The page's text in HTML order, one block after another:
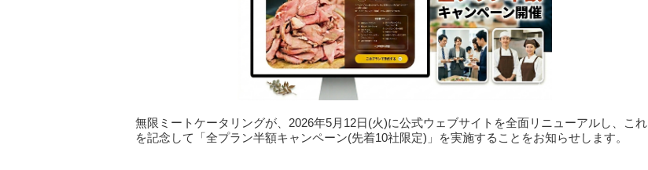
無限ミートケータリングが、2026年5月12日(火)に公式ウェブサイトを全面リニューアルし、これ
を記念して「全プラン半額キャンペーン(先着10社限定)」を実施することをお知らせします。